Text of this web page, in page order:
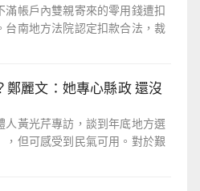
滿帳戶內雙親寄來的零用錢遭扣
台南地方法院認定扣款合法，裁
鄭麗文：她專心縣政 還沒
人黃光芹專訪，談到年底地方選
，但可感受到民氣可用。對於艱